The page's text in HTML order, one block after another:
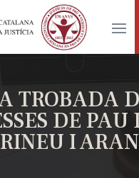
TROBADA
DE PAU
I ARAN